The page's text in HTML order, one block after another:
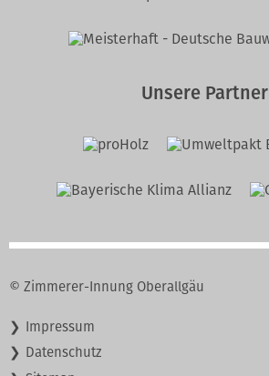
Unsere Partner
© Zimmerer-Innung Oberallgäu
Navigation
überspringen
Impressum
Datenschutz